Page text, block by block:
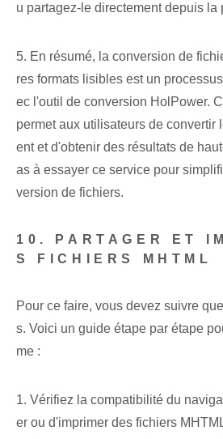
u partagez-le directement depuis la
5. En résumé, la conversion de
res formats lisibles est un
ec l'outil de conversion HolPower.
permet aux utilisateurs de convertir
ent et d'obtenir des résultats de
as à essayer ce service pour
version de fichiers.
10. PARTAGER ET
S FICHIERS MHTML
Pour ce faire, vous devez suivre
s. Voici un guide étape par étape
me :
1. Vérifiez la compatibilité du
er ou d'imprimer des fichiers